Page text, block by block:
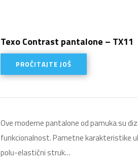
Texo Contrast pantalone – TX11
PROČITAJTE JOŠ
Ove moderne pantalone od pamuka su
funkcionalnost. Pametne karakteristike
polu-elastični struk…